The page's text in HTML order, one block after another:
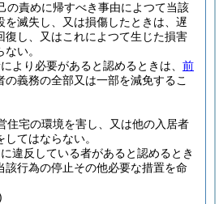
の責めに帰すべき事由によつて当該
を滅失し、又は損傷したときは、遅
復し、又はこれによつて生じた損害
い。
より必要があると認めるときは、 前
の義務の全部又は一部を減免するこ
住宅の環境を害し、又は他の入居者
てはならない。
違反している者があると認めるとき
該行為の停止その他必要な措置を命